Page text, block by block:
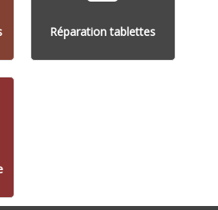
Réparation tablettes